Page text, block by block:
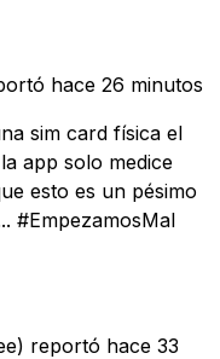
hace 26 minutos
sim card física el
app solo medice
esto es un pésimo
#EmpezamosMal
reportó hace 33